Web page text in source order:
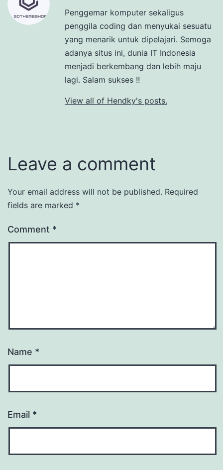
Penggemar komputer sekaligus
penggila coding dan menyukai sesuatu
yang menarik untuk dipelajari. Semoga
adanya situs ini, dunia IT Indonesia
menjadi berkembang dan lebih maju
lagi. Salam sukses !!
View all of Hendky's posts.
Leave a comment
Your email address will not be published. Required
fields are marked *
Comment *
Name *
Email *